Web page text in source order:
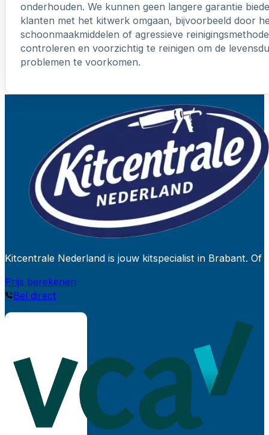
onderhouden. We kunnen geen langere garantie
klanten met het kitwerk omgaan, bijvoorbeeld door
schoonmaakmiddelen of agressieve
controleren en voorzichtig te reinigen om de
problemen te voorkomen.
Kitcentrale Nederland is jouw kitspecialist in Brabant.
Prijs berekenen
Bel direct